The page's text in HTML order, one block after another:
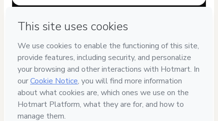
If you need to submit a request to our support team, please
provide the code below:
CKTID-J21297775L1-1786076359619-6079
Was your information autofill in? Click here to learn more
By clicking 'Buy Now' I declare that I (i) understand that
TREINAMENTOSand has no responsibility for the content
and/or control over it; (ii) agree to Hotmart’s